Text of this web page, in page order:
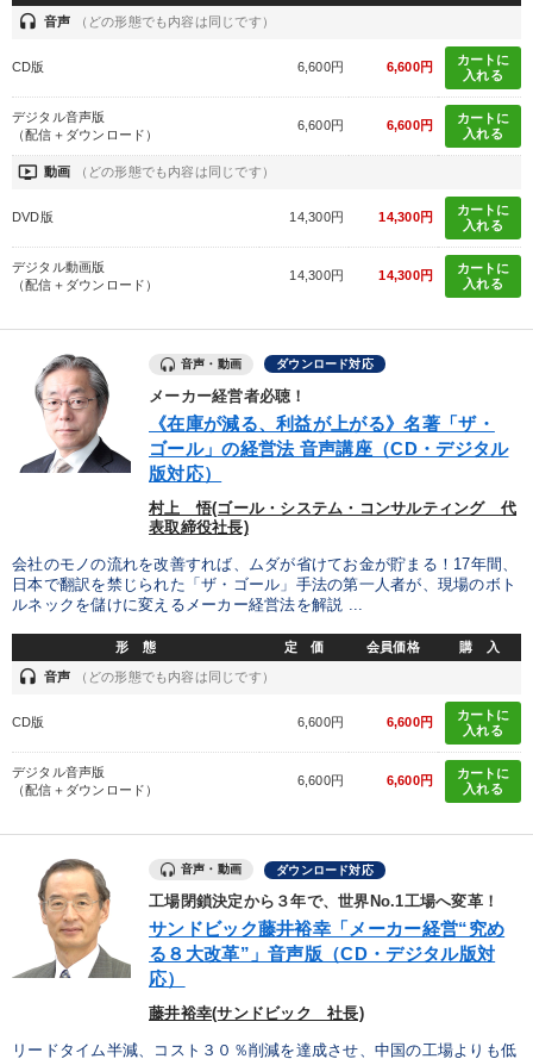
headset 音声 （どの形態でも内容は同じです）
CD版 6,600円 6,600円
カートに
入れる
デジタル音声版
（配信＋ダウンロード）
6,600円 6,600円
カートに
入れる
ondemand_video 動画 （どの形態でも内容は同じです）
DVD版 14,300円 14,300円
カートに
入れる
デジタル動画版
（配信＋ダウンロード）
14,300円 14,300円
カートに
入れる
音声・動画 ダウンロード対応
メーカー経営者必聴！
《在庫が減る、利益が上がる》名著「ザ・
ゴール」の経営法 音声講座（CD・デジタル
版対応）
村上 悟(ゴール・システム・コンサルティング 代
表取締役社長)
会社のモノの流れを改善すれば、ムダが省けてお金が貯まる！17年間、
日本で翻訳を禁じられた「ザ・ゴール」手法の第一人者が、現場のボト
ルネックを儲けに変えるメーカー経営法を解説 ...
形 態 定 価 会員価格 購 入
headset 音声 （どの形態でも内容は同じです）
CD版 6,600円 6,600円
カートに
入れる
デジタル音声版
（配信＋ダウンロード）
6,600円 6,600円
カートに
入れる
音声・動画 ダウンロード対応
工場閉鎖決定から３年で、世界No.1工場へ変革！
サンドビック藤井裕幸「メーカー経営“究め
る８大改革”」音声版（CD・デジタル版対
応）
藤井裕幸(サンドビック 社長)
リードタイム半減、コスト３０％削減を達成させ、中国の工場よりも低